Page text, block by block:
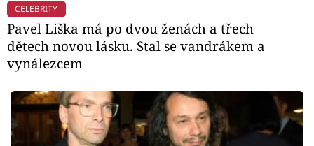
CELEBRITY
Pavel Liška má po dvou ženách a třech
dětech novou lásku. Stal se vandrákem a
vynálezcem